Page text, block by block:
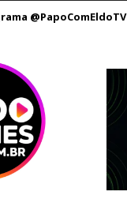
@PapoComEldoTV